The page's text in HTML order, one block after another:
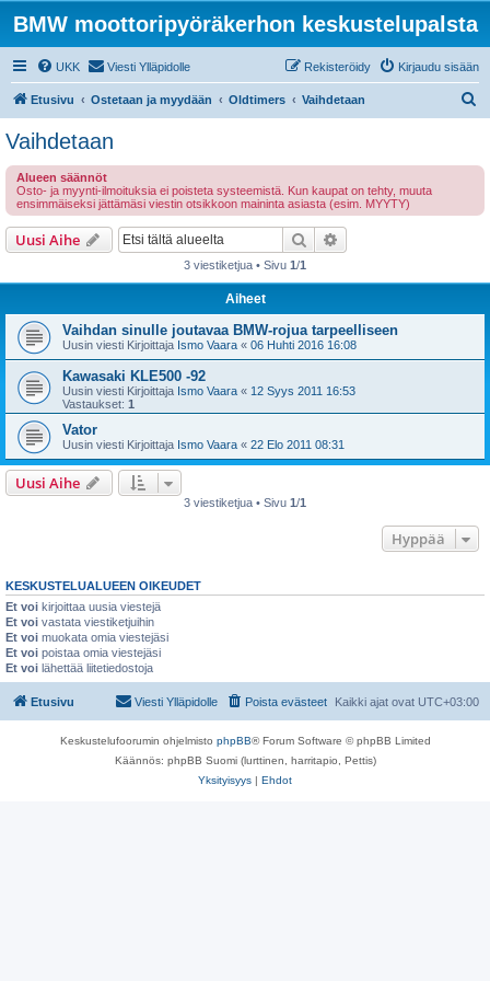
BMW moottoripyöräkerhon keskustelupalsta
UKK Viesti Ylläpidolle Kirjaudu sisään
Rekisteröidy
Etusivu Ostetaan ja myydään Oldtimers Vaihdetaan
Vaihdetaan
Alueen säännöt
Osto- ja myynti-ilmoituksia ei poisteta systeemistä. Kun kaupat on tehty, muuta
ensimmäiseksi jättämäsi viestin otsikkoon maininta asiasta (esim. MYYTY)
Uusi Aihe Etsi
3 viestiketjua • Sivu 1/1
Aiheet
Vaihdan sinulle joutavaa BMW-rojua tarpeelliseen
Uusin viesti Kirjoittaja Ismo Vaara « 06 Huhti 2016 16:08
Kawasaki KLE500 -92
Uusin viesti Kirjoittaja Ismo Vaara « 12 Syys 2011 16:53
Vastaukset: 1
Vator
Uusin viesti Kirjoittaja Ismo Vaara « 22 Elo 2011 08:31
Uusi Aihe
3 viestiketjua • Sivu 1/1
Hyppää
KESKUSTELUALUEEN OIKEUDET
Et voi kirjoittaa uusia viestejä
Et voi vastata viestiketjuihin
Et voi muokata omia viestejäsi
Et voi poistaa omia viestejäsi
Et voi lähettää liitetiedostoja
Etusivu Kaikki ajat ovat UTC+03:00
Poista evästeet
Viesti Ylläpidolle
Keskustelufoorumin ohjelmisto phpBB® Forum Software © phpBB Limited
Käännös: phpBB Suomi (lurttinen, harritapio, Pettis)
Yksityisyys | Ehdot